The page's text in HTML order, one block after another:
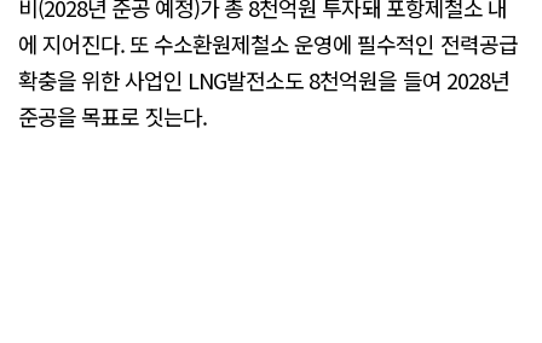
비(2028년 준공 예정)가 총 8천억원 투자돼 포항제철소 내
에 지어진다. 또 수소환원제철소 운영에 필수적인 전력공급
확충을 위한 사업인 LNG발전소도 8천억원을 들여 2028년
준공을 목표로 짓는다.